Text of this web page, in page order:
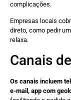
complicações.
Empresas locais
direto, como pedir
relaxa.
Canais
Os canais incluem
e-mail, app com